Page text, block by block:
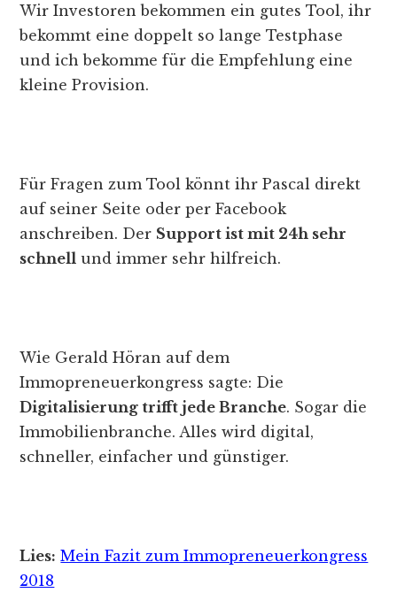
Wir Investoren bekommen ein gutes Tool, ihr
bekommt eine doppelt so lange Testphase
und ich bekomme für die Empfehlung eine
kleine Provision.
Für Fragen zum Tool könnt ihr Pascal direkt
auf seiner Seite oder per Facebook
anschreiben. Der Support ist mit 24h sehr
schnell und immer sehr hilfreich.
Wie Gerald Höran auf dem
Immopreneuerkongress sagte: Die
Digitalisierung trifft jede Branche. Sogar die
Immobilienbranche. Alles wird digital,
schneller, einfacher und günstiger.
Lies: Mein Fazit zum Immopreneuerkongress
2018